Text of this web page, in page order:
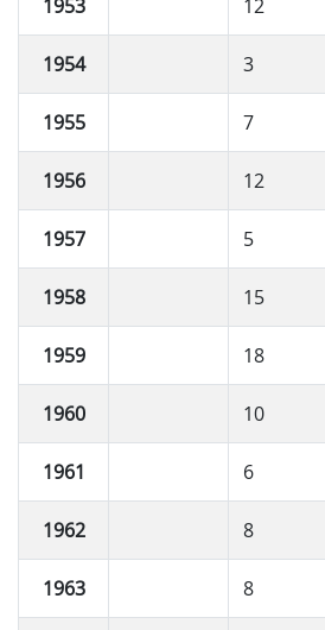
1953 12
1954 3
1955 7
1956 12
1957 5
1958 15
1959 18
1960 10
1961 6
1962 8
1963 8